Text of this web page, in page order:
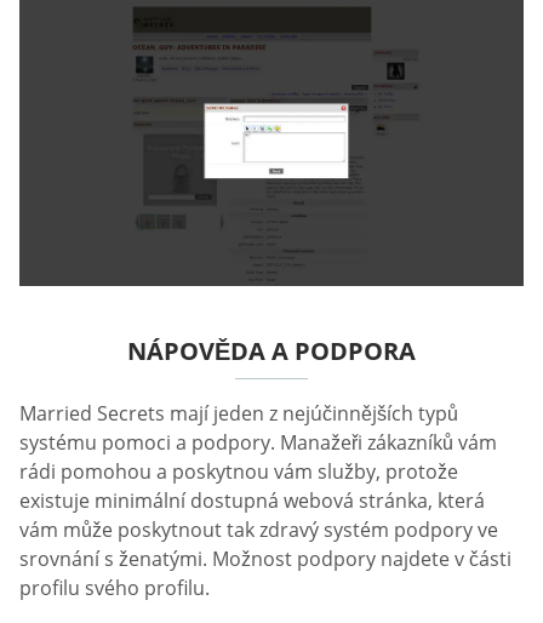
NÁPOVĚDA A PODPORA
Married Secrets mají jeden z nejúčinnějších typů
systému pomoci a podpory. Manažeři zákazníků vám
rádi pomohou a poskytnou vám služby, protože
existuje minimální dostupná webová stránka, která
vám může poskytnout tak zdravý systém podpory ve
srovnání s ženatými. Možnost podpory najdete v části
profilu svého profilu.